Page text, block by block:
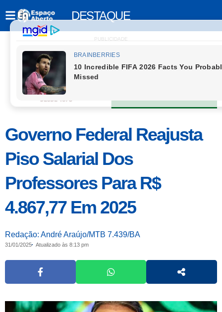
DESTAQUE
PUBLICIDADE
Governo Federal Reajusta
Piso Salarial Dos
Professores Para R$
4.867,77 Em 2025
Redação: André Araújo/MTB 7.439/BA
31/01/2025 Atualizado às 8:13 pm